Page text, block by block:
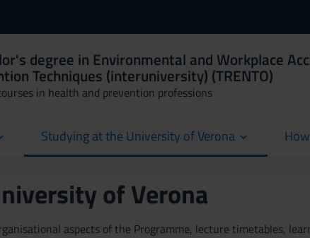
degree in Environmental and Workplace
Techniques (interuniversity) (TRENTO)
in health and prevention professions
Studying at the University of Verona
of Verona
aspects of the Programme, lecture timetables,